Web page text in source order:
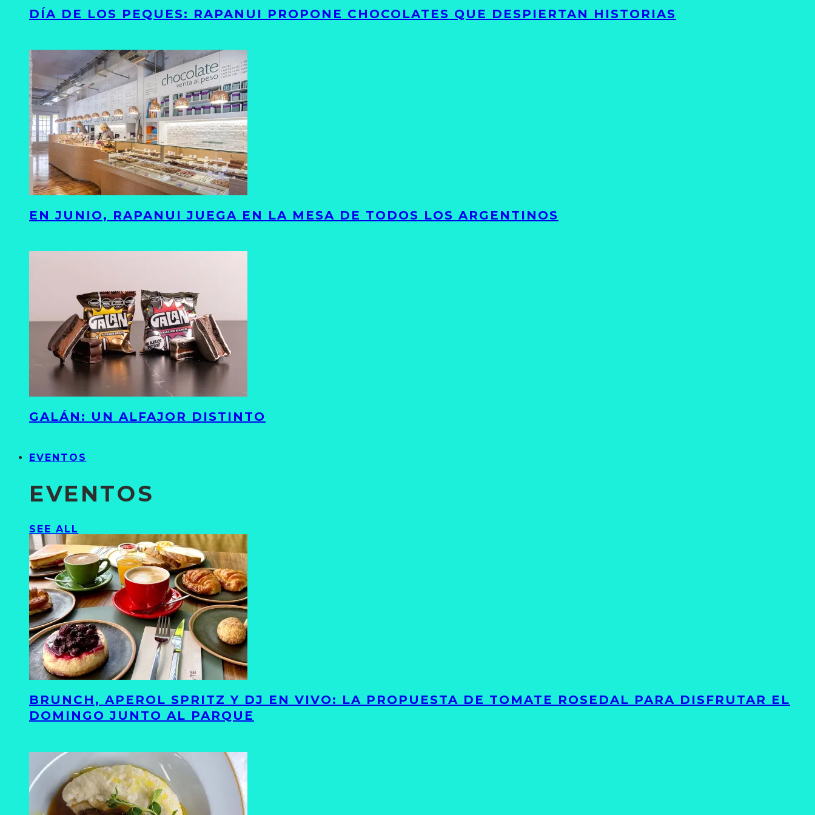
DÍA DE LOS PEQUES: RAPANUI PROPONE CHOCOLATES QUE DESPIERTAN HISTORIAS
EN JUNIO, RAPANUI JUEGA EN LA MESA DE TODOS LOS ARGENTINOS
GALÁN: UN ALFAJOR DISTINTO
EVENTOS
EVENTOS
SEE ALL
BRUNCH, APEROL SPRITZ Y DJ EN VIVO: LA PROPUESTA DE TOMATE ROSEDAL PARA DISFRUTAR EL
DOMINGO JUNTO AL PARQUE